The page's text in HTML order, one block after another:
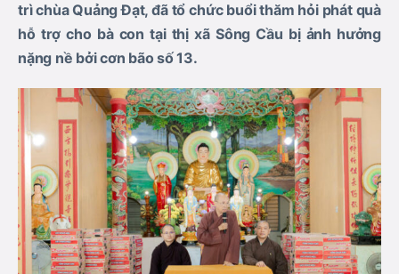
trì chùa Quảng Đạt, đã tổ chức buổi thăm hỏi phát quà
hỗ trợ cho bà con tại thị xã Sông Cầu bị ảnh hưởng
nặng nề bởi cơn bão số 13.